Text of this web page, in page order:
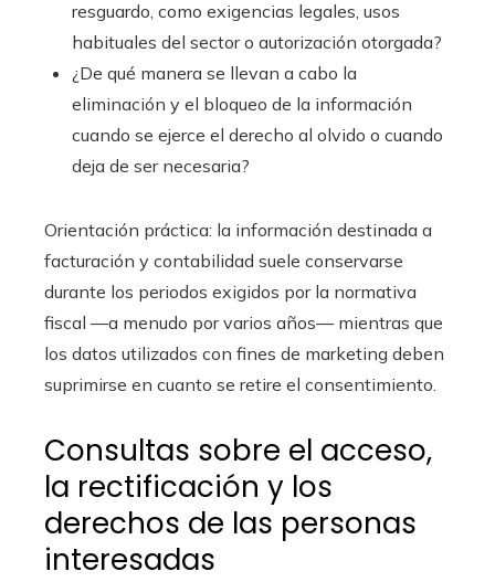
resguardo, como exigencias legales, usos
habituales del sector o autorización otorgada?
¿De qué manera se llevan a cabo la
eliminación y el bloqueo de la información
cuando se ejerce el derecho al olvido o cuando
deja de ser necesaria?
Orientación práctica: la información destinada a
facturación y contabilidad suele conservarse
durante los periodos exigidos por la normativa
fiscal —a menudo por varios años— mientras que
los datos utilizados con fines de marketing deben
suprimirse en cuanto se retire el consentimiento.
Consultas sobre el acceso,
la rectificación y los
derechos de las personas
interesadas